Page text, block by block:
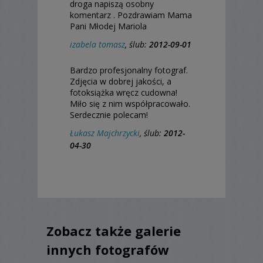
droga napiszą osobny
komentarz . Pozdrawiam Mama
Pani Młodej Mariola
izabela tomasz, ślub: 2012-09-01
Bardzo profesjonalny fotograf.
Zdjęcia w dobrej jakości, a
fotoksiążka wręcz cudowna!
Miło się z nim współpracowało.
Serdecznie polecam!
Łukasz Majchrzycki, ślub: 2012-
04-30
Zobacz także galerie
innych fotografów